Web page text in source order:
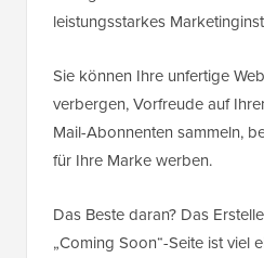
leistungsstarkes
Sie können Ihre unfertige
verbergen, Vorfreude auf
Mail-Abonnenten sammeln,
für Ihre Marke werben.
Das Beste daran? Das
„Coming Soon“-Seite ist viel